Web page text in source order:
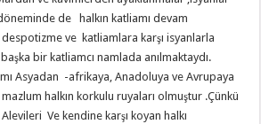
de halkın katliamı devam
ve katliamlara karşı isyanlarla
bir katliamcı namlada anılmaktaydı.
Asyadan -afrikaya, Anadoluya ve Avrupaya
halkın korkulu ruyaları olmuştur .Çünkü
Ve kendine karşı koyan halkı